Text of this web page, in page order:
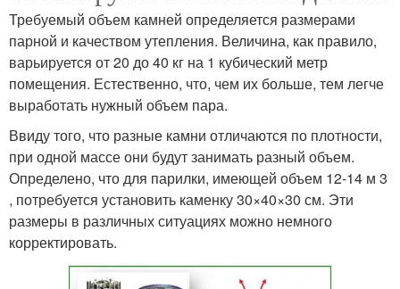
Требуемый объем камней определяется размерами
парной и качеством утепления. Величина, как правило,
варьируется от 20 до 40 кг на 1 кубический метр
помещения. Естественно, что, чем их больше, тем легче
выработать нужный объем пара.
Ввиду того, что разные камни отличаются по плотности,
при одной массе они будут занимать разный объем.
Определено, что для парилки, имеющей объем 12-14 м 3
, потребуется установить каменку 30×40×30 см. Эти
размеры в различных ситуациях можно немного
корректировать.